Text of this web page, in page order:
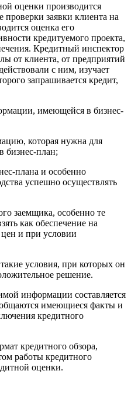
оценки производится
заявки клиента на
оценка его
кредитуемого проекта,
Кредитный инспектор
от клиента, от предприятий
с ним, изучает
запрашивается кредит,
имеющейся в бизнес-
которая нужна для
бизнес-план;
плана и особенно
успешно осуществлять
заемщика, особенно те
как обеспечение на
и при условии
условия, при которых он
решение.
информации составляется
имеющиеся факты и
кредитного
кредитного обзора,
работы кредитного
оценки.